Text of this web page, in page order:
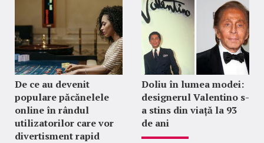
De ce au devenit
populare păcănelele
online în rândul
utilizatorilor care vor
divertisment rapid
Doliu în lumea modei:
designerul Valentino s-
a stins din viață la 93
de ani